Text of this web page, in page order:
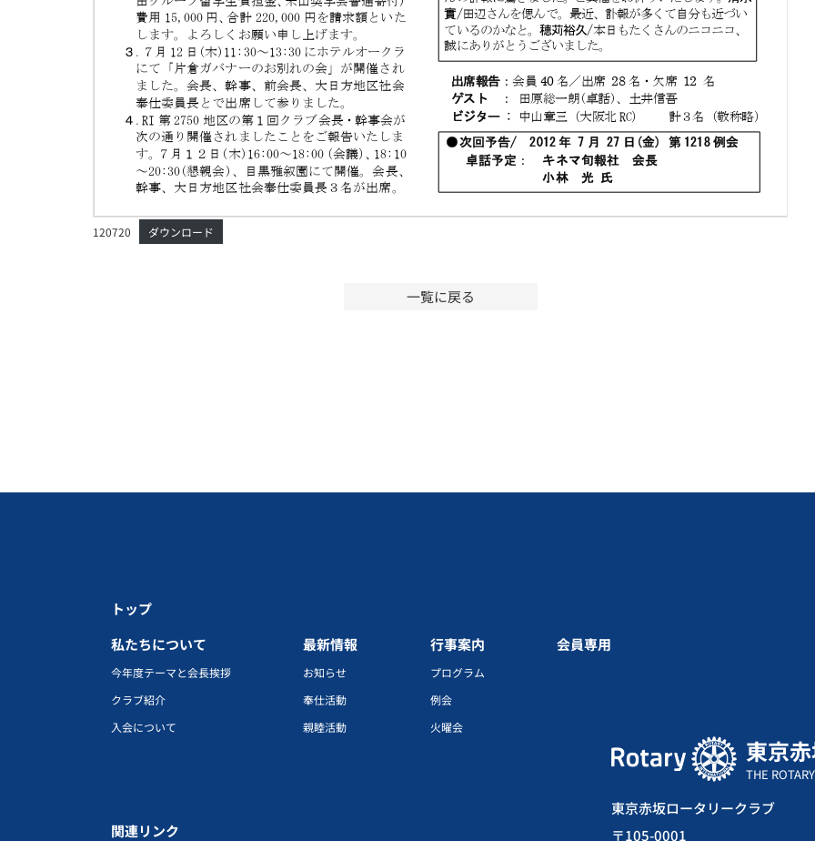
120720 ダウンロード
一覧に戻る
トップ
私たちについて
今年度テーマと会長挨拶
クラブ紹介
入会について
最新情報
お知らせ
奉仕活動
親睦活動
行事案内
プログラム
例会
火曜会
会員専用
関連リンク
東京
THE
東京赤坂ロータリークラブ
〒105-0001